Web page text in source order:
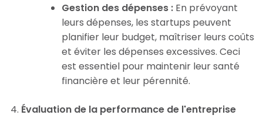
Gestion des dépenses :En prévoyant
leurs dépenses, les startups peuvent
planifier leur budget, maîtriser leurs coûts
et éviter les dépenses excessives. Ceci
est essentiel pour maintenir leur santé
financière et leur pérennité.
Évaluation de la performance de l'entreprise